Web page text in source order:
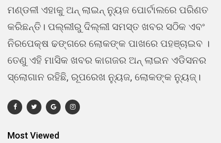
ମଣ୍ଡଳୀ ଏହାକୁ ଅନ୍ ଲାଇନ୍ ନ୍ୟୁଜ ପୋର୍ଟାଲରେ ପରିଣତ
କରିଛନ୍ତି। ପଲ୍ଲୀରୁ ଦିଲ୍ଲୀ ସମସ୍ତ ଖବର ସଠିକ ଏବଂ
ନିରପେକ୍ଷ ଢଙ୍ଗରେ ଲୋକଙ୍କ ପାଖରେ ପହଞ୍ଚାଇବ ।
ତେଣୁ ଏହି ମାସିକ ଖବର କାଗଜର ଅନ୍ ଲାଇନ ଏଡିସନର
ସ୍ଲୋଗାନ ରହିଛି, ରୂପରେଖ ନ୍ୟୁଜ, ଲୋକଙ୍କ ନ୍ୟୁଜ୍।
Most Viewed